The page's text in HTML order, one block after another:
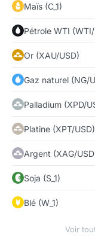
Maïs (C_1)
Pétrole WTI
Or (XAU/USD)
Gaz naturel (NG/
Palladium (XPD/
Platine (XPT/USD)
Argent (XAG/
Soja (S_1)
Blé (W_1)
Voir